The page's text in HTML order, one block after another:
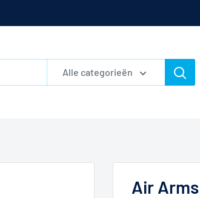
Alle categorieën
Air